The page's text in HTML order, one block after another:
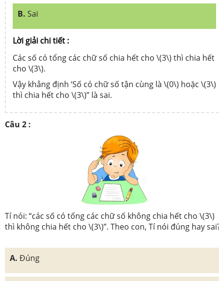
B. Sai
Lời giải chi tiết :
Các số có tổng các chữ số chia hết cho \(3\) thì chia hết
cho \(3\).
Vậy khẳng định ‘Số có chữ số tận cùng là \(0\) hoặc \(3\)
thì chia hết cho \(3\)” là sai.
Câu 2 :
Tí nói: “các số có tổng các chữ số không chia hết cho \(3\)
thì không chia hết cho \(3\)”. Theo con, Tí nói đúng hay
A. Đúng